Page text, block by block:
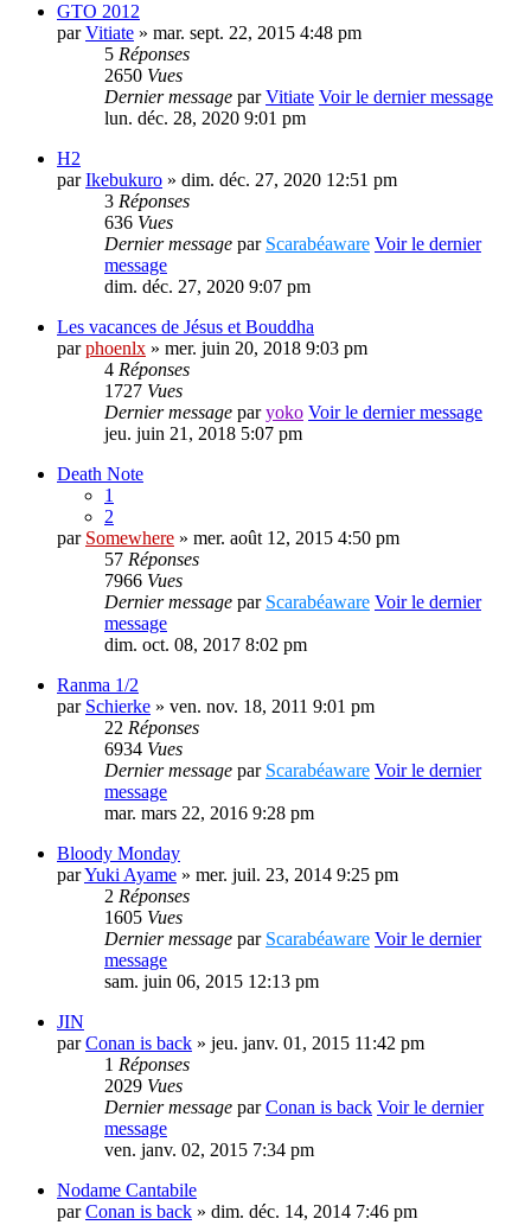
GTO 2012
parVitiate » mar. sept. 22, 2015 4:48 pm
5 Réponses
2650 Vues
Dernier message parVitiate Voir le dernier message
lun. déc. 28, 2020 9:01 pm
H2
parIkebukuro » dim. déc. 27, 2020 12:51 pm
3 Réponses
636 Vues
Dernier message par Scarabéaware Voir le dernier
message
dim. déc. 27, 2020 9:07 pm
Les vacances de Jésus et Bouddha
parphoenlx » mer. juin 20, 2018 9:03 pm
4 Réponses
1727 Vues
Dernier message paryoko Voir le dernier message
jeu. juin 21, 2018 5:07 pm
Death Note
1
2
par Somewhere » mer. août 12, 2015 4:50 pm
57 Réponses
7966 Vues
Dernier message par Scarabéaware Voir le dernier
message
dim. oct. 08, 2017 8:02 pm
Ranma 1/2
par Schierke » ven. nov. 18, 2011 9:01 pm
22 Réponses
6934 Vues
Dernier message par Scarabéaware Voir le dernier
message
mar. mars 22, 2016 9:28 pm
Bloody Monday
parYuki Ayame » mer. juil. 23, 2014 9:25 pm
2 Réponses
1605 Vues
Dernier message par Scarabéaware Voir le dernier
message
sam. juin 06, 2015 12:13 pm
JIN
parConan is back » jeu. janv. 01, 2015 11:42 pm
1 Réponses
2029 Vues
Dernier message parConan is back Voir le dernier
message
ven. janv. 02, 2015 7:34 pm
Nodame Cantabile
parConan is back » dim. déc. 14, 2014 7:46 pm